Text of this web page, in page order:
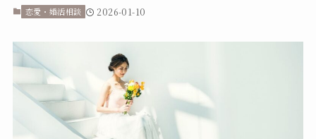
恋愛・婚活相談 2026-01-10